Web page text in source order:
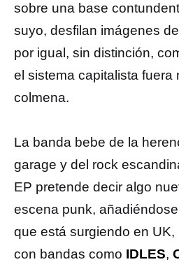
sobre una base
suyo, desfilan imágenes
por igual, sin distinción,
el sistema capitalista fuera
colmena.
La banda bebe de la
garage y del rock
EP pretende decir algo
escena punk,
que está surgiendo en UK,
con bandas como IDLES,